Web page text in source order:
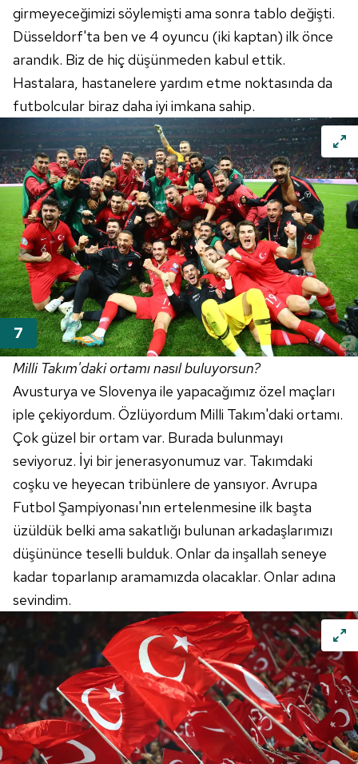
girmeyeceğimizi söylemişti ama sonra tablo değişti.
Düsseldorf'ta ben ve 4 oyuncu (iki kaptan) ilk önce
arandık. Biz de hiç düşünmeden kabul ettik.
Hastalara, hastanelere yardım etme noktasında da
futbolcular biraz daha iyi imkana sahip.
Milli Takım'daki ortamı nasıl buluyorsun?
Avusturya ve Slovenya ile yapacağımız özel maçları
iple çekiyordum. Özlüyordum Milli Takım'daki ortamı.
Çok güzel bir ortam var. Burada bulunmayı
seviyoruz. İyi bir jenerasyonumuz var. Takımdaki
coşku ve heyecan tribünlere de yansıyor. Avrupa
Futbol Şampiyonası'nın ertelenmesine ilk başta
üzüldük belki ama sakatlığı bulunan arkadaşlarımızı
düşününce teselli bulduk. Onlar da inşallah seneye
kadar toparlanıp aramamızda olacaklar. Onlar adına
sevindim.